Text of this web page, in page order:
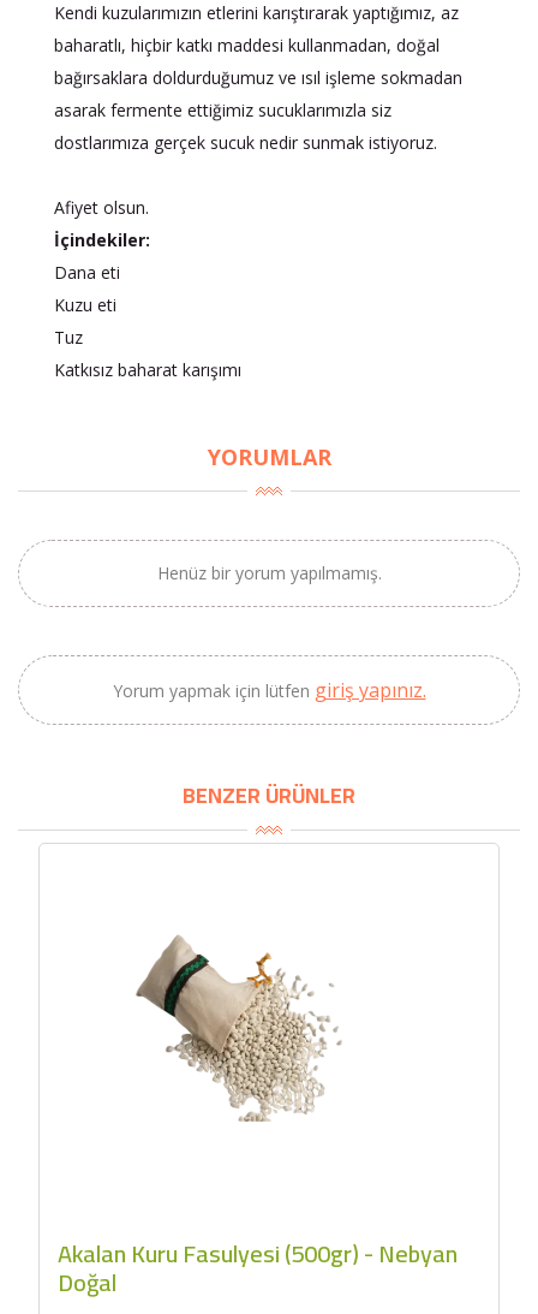
Kendi kuzularımızın etlerini karıştırarak yaptığımız, az
baharatlı, hiçbir katkı maddesi kullanmadan, doğal
bağırsaklara doldurduğumuz ve ısıl işleme sokmadan
asarak fermente ettiğimiz sucuklarımızla siz
dostlarımıza gerçek sucuk nedir sunmak istiyoruz.
Afiyet olsun.
İçindekiler:
Dana eti
Kuzu eti
Tuz
Katkısız baharat karışımı
YORUMLAR
Henüz bir yorum yapılmamış.
Yorum yapmak için lütfen giriş yapınız.
BENZER ÜRÜNLER
Akalan Kuru Fasulyesi (500gr) - Nebyan
Doğal
×
BU HAFTANIN PLANLI İNDİRİMİ
2320,00 TL
2100,00 TL
Sızma Zeytinyağı
AtcaNova